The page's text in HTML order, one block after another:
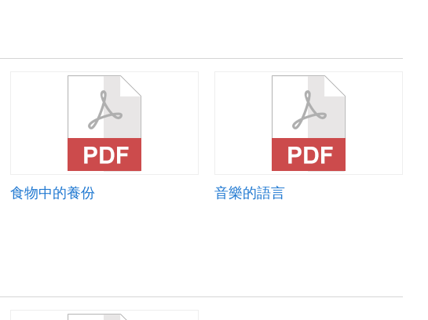
食物中的養份 音樂的語言